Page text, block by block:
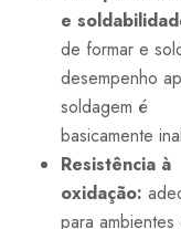
e
de formar e
desempenho
soldagem é
basicamente
Resistência à
oxidação:
para ambientes